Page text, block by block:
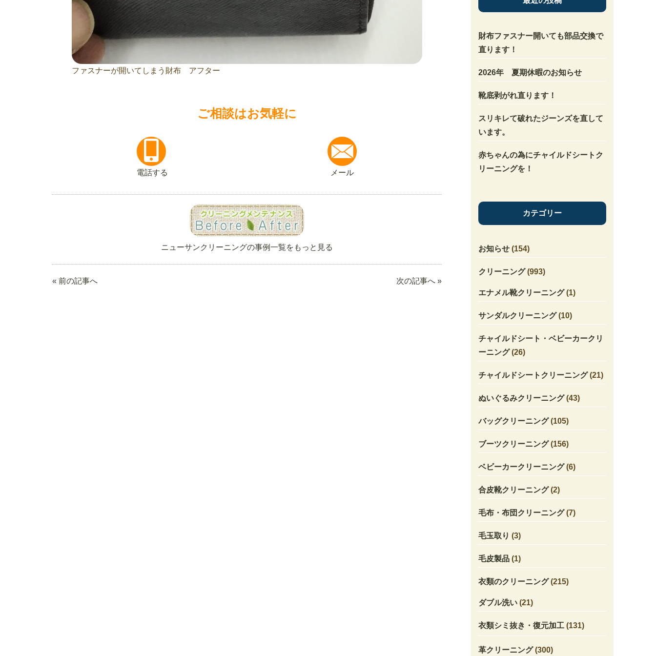
財布ファスナー開いても部品交換で
直ります！
2026年 夏期休暇のお知らせ
靴底剥がれ直ります！
スリキレて破れたジーンズを直して
います。
赤ちゃんの為にチャイルドシートク
リーニングを！
カテゴリー
お知らせ(154)
クリーニング(993)
エナメル靴クリーニング(1)
サンダルクリーニング(10)
チャイルドシート・ベビーカークリ
ーニング(26)
チャイルドシートクリーニング(21)
ぬいぐるみクリーニング(43)
バッグクリーニング(105)
ブーツクリーニング(156)
ベビーカークリーニング(6)
合皮靴クリーニング(2)
毛布・布団クリーニング(7)
毛玉取り (3)
毛皮製品(1)
衣類のクリーニング(215)
ダブル洗い(21)
衣類シミ抜き・復元加工(131)
革クリーニング(300)
ファスナーが開いてしまう財布 アフター
ご相談はお気軽に
電話する メール
ニューサンクリーニングの事例一覧をもっと見る
« 前の記事へ 次の記事へ »